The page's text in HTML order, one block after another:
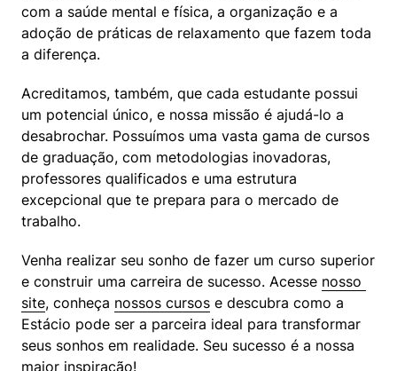
com a saúde mental e física, a organização e a
adoção de práticas de relaxamento que fazem toda
a diferença.
Acreditamos, também, que cada estudante possui
um potencial único, e nossa missão é ajudá-lo a
desabrochar. Possuímos uma vasta gama de cursos
de graduação, com metodologias inovadoras,
professores qualificados e uma estrutura
excepcional que te prepara para o mercado de
trabalho.
Venha realizar seu sonho de fazer um curso superior
e construir uma carreira de sucesso. Acesse nosso
site, conheça nossos cursos e descubra como a
Estácio pode ser a parceira ideal para transformar
seus sonhos em realidade. Seu sucesso é a nossa
maior inspiração!